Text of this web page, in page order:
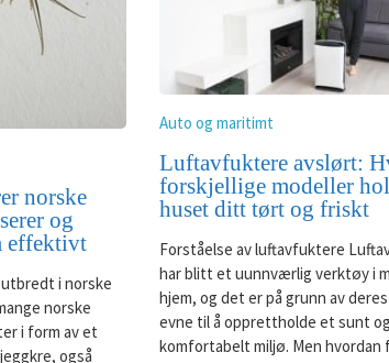
norske
og
effektivt
i norske
norske
i form av et
også
Auto og maritimt
Luftavfuktere avslørt:
forskjellige modeller
huset ditt tørt og friskt
Forståelse av luftavfuktere
har blitt et uunnværlig verktøy i
hjem, og det er på grunn av
evne til å opprettholde et sunt og
komfortabelt miljø. Men hvordan